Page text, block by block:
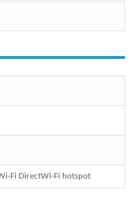
Fi DirectWi-Fi hotspot